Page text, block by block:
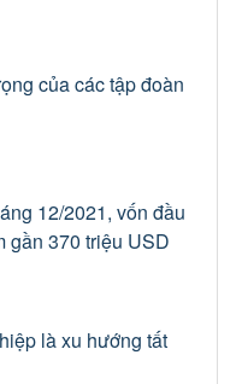
của các tập đoàn
12/2021, vốn đầu
gần 370 triệu USD
là xu hướng tất